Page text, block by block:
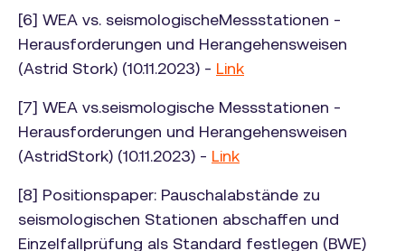
[6] WEA vs. seismologischeMessstationen -
Herausforderungen und Herangehensweisen
(Astrid Stork) (10.11.2023) - Link
[7] WEA vs.seismologische Messstationen -
Herausforderungen und Herangehensweisen
(AstridStork) (10.11.2023) - Link
[8] Positionspaper: Pauschalabstände zu
seismologischen Stationen abschaffen und
Einzelfallprüfung als Standard festlegen (BWE)